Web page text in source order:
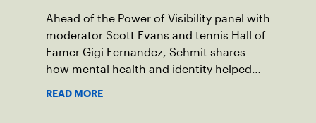
Ahead of the Power of Visibility panel with
moderator Scott Evans and tennis Hall of
Famer Gigi Fernandez, Schmit shares
how mental health and identity helped
READ MORE